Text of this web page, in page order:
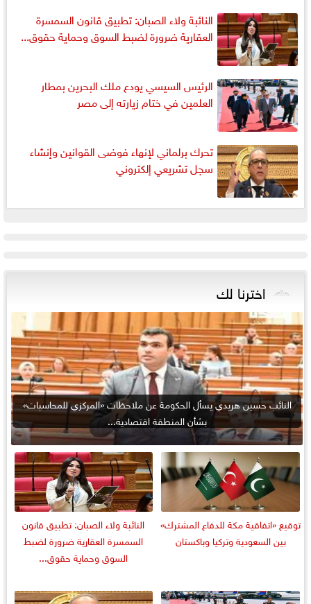
النائبة ولاء الصبان: تطبيق قانون السمسرة
العقارية ضرورة لضبط السوق وحماية حقوق...
الرئيس السيسي يودع ملك البحرين بمطار
العلمين في ختام زيارته إلى مصر
تحرك برلماني لإنهاء فوضى القوانين وإنشاء
سجل تشريعي إلكتروني
اخترنا لك
النائب حسين هريدي يسأل الحكومة عن ملاحظات «المركزي للمحاسبات»
بشأن المنطقة اقتصادية...
توقيع «اتفاقية مكة للدفاع المشترك»
بين السعودية وتركيا وباكستان
النائبة ولاء الصبان: تطبيق قانون
السمسرة العقارية ضرورة لضبط
السوق وحماية حقوق...